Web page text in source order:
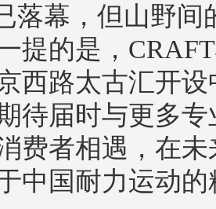
落幕，但山野间
提的是，
西路太古汇开
待届时与更多
费者相遇，在
中国耐力运动